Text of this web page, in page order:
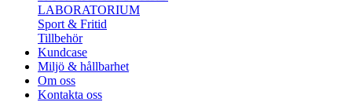
LABORATORIUM
Sport & Fritid
Tillbehör
Kundcase
Miljö & hållbarhet
Om oss
Kontakta oss